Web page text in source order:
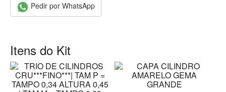
Pedir por WhatsApp
Itens do Kit